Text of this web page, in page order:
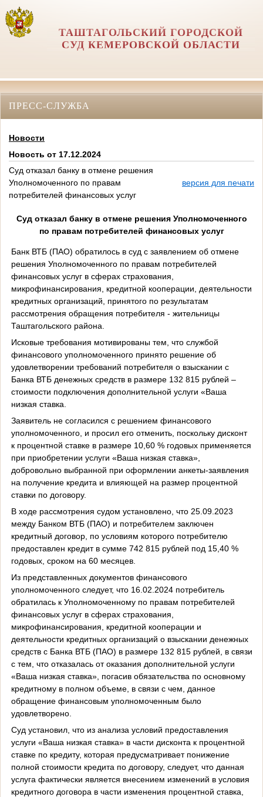
ТАШТАГОЛЬСКИЙ ГОРОДСКОЙ
СУД КЕМЕРОВСКОЙ ОБЛАСТИ
ПРЕСС-СЛУЖБА
Новости
Новость от 17.12.2024
Суд отказал банку в отмене решения
Уполномоченного по правам
потребителей финансовых услуг
версия для печати
Суд отказал банку в отмене решения Уполномоченного
по правам потребителей финансовых услуг
Банк ВТБ (ПАО) обратилось в суд с заявлением об отмене
решения Уполномоченного по правам потребителей
финансовых услуг в сферах страхования,
микрофинансирования, кредитной кооперации, деятельности
кредитных организаций, принятогопо результатам
рассмотрения обращения потребителя - жительницы
Таштагольского района
Исковые требования мотивированы тем, что службой
финансового уполномоченного принято решение об
удовлетворении требований потребителя о взыскании с
Банка ВТБ денежных средств в размере 132 815 рублей –
стоимости подключения дополнительной услуги «Ваша
низкая ставка
Заявитель не согласился с решением финансового
уполномоченного, и просилего отменить, поскольку дисконт
к процентной ставке в размере 10,60 % годовых применяется
при приобретении услуги «Ваша низкая ставка»,
добровольно выбранной при оформлении анкеты-заявления
на получение кредита и влияющей на размер процентной
ставки по договору.
В ходе рассмотрения судом установлено, что 25.09.2023
между Банком ВТБ (ПАО) и потребителем заключен
кредитный договор, по условиям которого потребителю
предоставлен кредит в сумме 742 815 рублей под 15,40 %
годовых, сроком на 60 месяцев.
Из представленных документов финансового
уполномоченного следует, что 16.02.2024 потребитель
обратилась к Уполномоченному по правам потребителей
финансовых услуг в сферах страхования,
микрофинансирования, кредитной кооперации и
деятельности кредитных организаций о взыскании денежных
средств с Банка ВТБ (ПАО) в размере 132 815 рублей, в связи
с тем, что отказалась от оказания дополнительной услуги
«Ваша низкая ставка», погасив обязательства по основному
кредитному в полном объеме, в связи с чем, данное
обращение финансовым уполномоченным было
удовлетворено.
Суд установил, что из анализа условий предоставления
услуги «Ваша низкая ставка» в части дисконта к процентной
ставке по кредиту, которая предусматривает понижение
полной стоимости кредита по договору, следует, что данная
услуга фактически является внесением изменений в условия
кредитного договора в части изменения процентной ставка,